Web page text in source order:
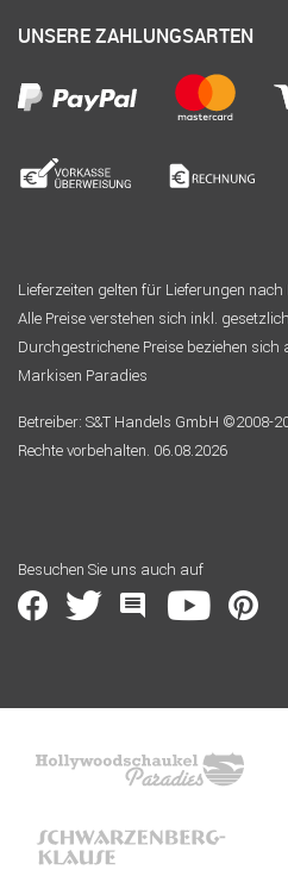
UNSERE ZAHLUNGSARTEN
Lieferzeiten gelten für Lieferungen
Alle Preise verstehen sich inkl.
Durchgestrichene Preise beziehen
Markisen Paradies
Betreiber: S&T Handels GmbH ©2008-
Rechte vorbehalten. 06.08.2026
Besuchen Sie uns auch auf